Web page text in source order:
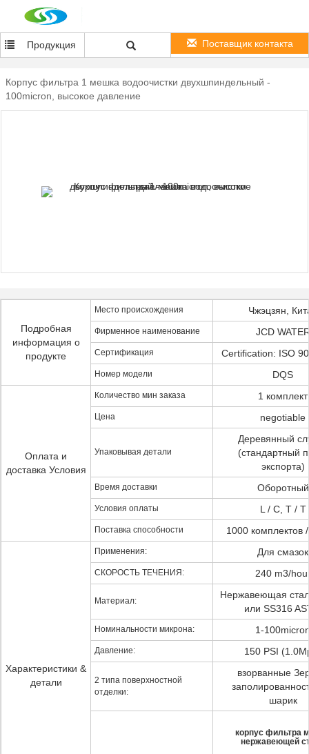
Продукция Поставщик контакта
Корпус фильтра 1 мешка водоочистки двухшпиндельный -
100micron, высокое давление
Подробная
информация о
продукте
Место происхождения Чжэцзян,
Фирменное наименование JCD
Сертификация Certification: ISO
Номер модели DQS
Оплата и
доставка Условия
Количество мин заказа 1 комплект
Цена negotiable
Упаковывая детали
Деревянный
(стандартный
экспорта)
Время доставки Оборотный
Условия оплаты L / C, T / T
Поставка способности 1000 комплектов
Характеристики &
детали
Применения: Для смазок
СКОРОСТЬ ТЕЧЕНИЯ: 240 m3/
Материал:
Нержавеющая
или SS316
Номинальности микрона: 1-
Давление: 150 PSI
2 типа поверхностной
отделки:
взорванные
шарик
корпус фильтра
нержавеющей